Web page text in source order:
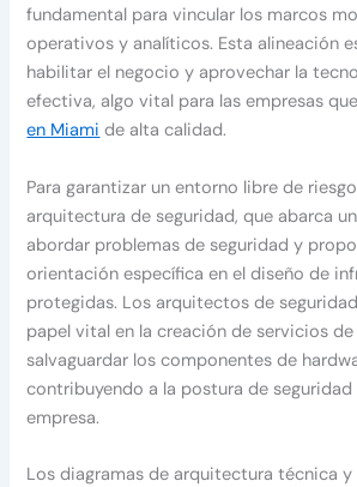
fundamental para vincular los marcos
operativos y analíticos. Esta alineación
habilitar el negocio y aprovechar la
efectiva, algo vital para las empresas
en Miami de alta calidad.
Para garantizar un entorno libre de
arquitectura de seguridad, que abarca
abordar problemas de seguridad y
orientación específica en el diseño de
protegidas. Los arquitectos de
papel vital en la creación de servicios
salvaguardar los componentes de
contribuyendo a la postura de seguridad
empresa.
Los diagramas de arquitectura técnica